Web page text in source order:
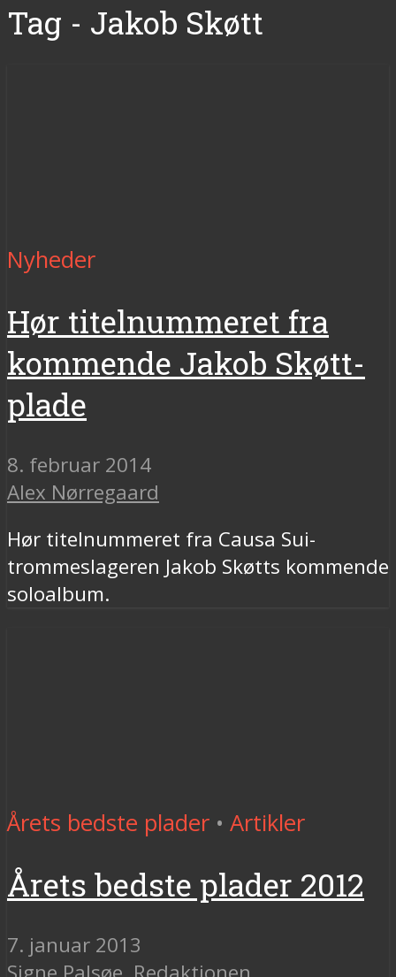
Tag - Jakob Skøtt
Nyheder
Hør titelnummeret fra
kommende Jakob Skøtt-
plade
8. februar 2014
Alex Nørregaard
Hør titelnummeret fra Causa Sui-
trommeslageren Jakob Skøtts kommende
soloalbum.
Årets bedste plader • Artikler
Årets bedste plader 2012
7. januar 2013